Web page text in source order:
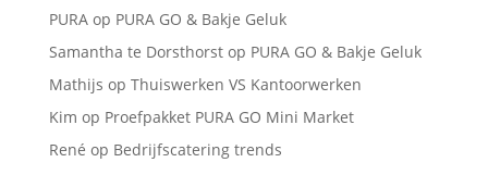
PURAop PURA GO & Bakje Geluk
Samantha te Dorsthorstop PURA GO & Bakje Geluk
Mathijs op Thuiswerken VS Kantoorwerken
Kim op Proefpakket PURA GO Mini Market
René op Bedrijfscatering trends